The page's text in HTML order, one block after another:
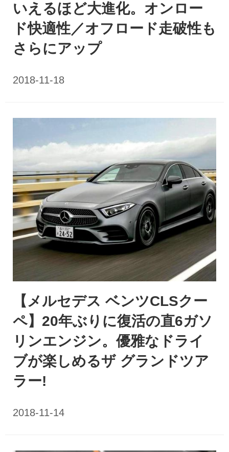
いえるほど大進化。オンロー
ド快適性／オフロード走破性も
さらにアップ
【メルセデス ベンツCLSクー
ペ】20年ぶりに復活の直6ガソ
リンエンジン。優雅なドライ
ブが楽しめるザ グランドツア
ラー!